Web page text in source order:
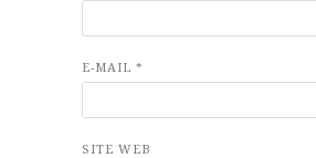
E-MAIL *
SITE WEB